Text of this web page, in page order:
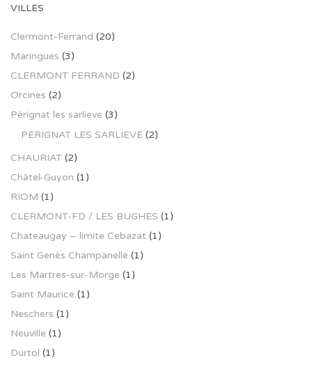
VILLES
Clermont-Ferrand (20)
Maringues (3)
CLERMONT FERRAND (2)
Orcines (2)
Pérignat les sarlieve (3)
PERIGNAT LES SARLIEVE (2)
CHAURIAT (2)
Châtel-Guyon (1)
RIOM (1)
CLERMONT-FD / LES BUGHES (1)
Chateaugay – limite Cebazat (1)
Saint Genès Champanelle (1)
Les Martres-sur-Morge (1)
Saint Maurice (1)
Neschers (1)
Neuville (1)
Durtol (1)